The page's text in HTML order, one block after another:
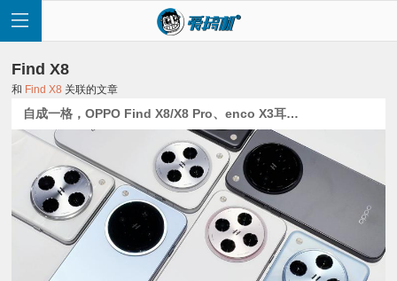
Find X8
和 Find X8 关联的文章
自成一格，OPPO Find X8/X8 Pro、enco X3耳机现场体验